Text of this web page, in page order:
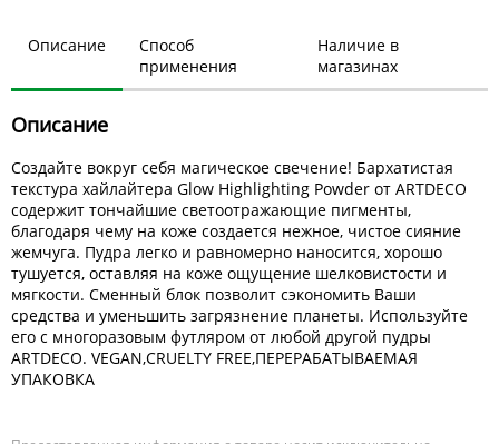
Описание
Способ
применения
Наличие в
магазинах
Описание
Создайте вокруг себя магическое свечение! Бархатистая
текстура хайлайтера Glow Highlighting Powder от ARTDECO
содержит тончайшие светоотражающие пигменты,
благодаря чему на коже создается нежное, чистое сияние
жемчуга. Пудра легко и равномерно наносится, хорошо
тушуется, оставляя на коже ощущение шелковистости и
мягкости. Сменный блок позволит сэкономить Ваши
средства и уменьшить загрязнение планеты. Используйте
его с многоразовым футляром от любой другой пудры
ARTDECO. VEGAN,CRUELTY FREE,ПЕРЕРАБАТЫВАЕМАЯ
УПАКОВКА